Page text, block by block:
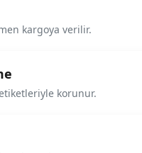
kargoya verilir.
korunur.